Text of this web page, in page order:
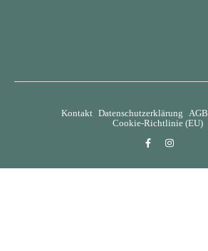
Kontakt Datenschutzerklärung AGB
Cookie-Richtlinie (EU)